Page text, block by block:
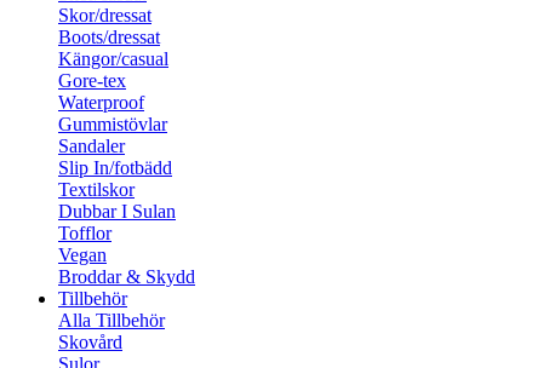
Skor/dressat
Boots/dressat
Kängor/casual
Gore-tex
Waterproof
Gummistövlar
Sandaler
Slip In/fotbädd
Textilskor
Dubbar I Sulan
Tofflor
Vegan
Broddar & Skydd
Tillbehör
Alla Tillbehör
Skovård
Sulor